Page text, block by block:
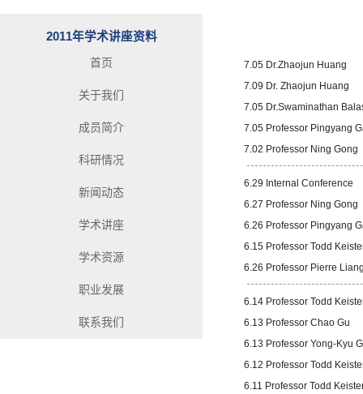
2011年学术讲座资料
首页
关于我们
成员简介
科研情况
新闻动态
学术讲座
学术资源
职业发展
联系我们
7.05 Dr.Zhaojun Huang
7.09 Dr. Zhaojun Huang
7.05 Dr.Swaminathan
7.05 Professor Pingyang
7.02 Professor Ning Gong
6.29 Internal Conference
6.27 Professor Ning Gong
6.26 Professor Pingyang
6.15 Professor Todd
6.26 Professor Pierre
6.14 Professor Todd
6.13 Professor Chao Gu
6.13 Professor Yong-Kyu
6.12 Professor Todd
6.11 Professor Todd